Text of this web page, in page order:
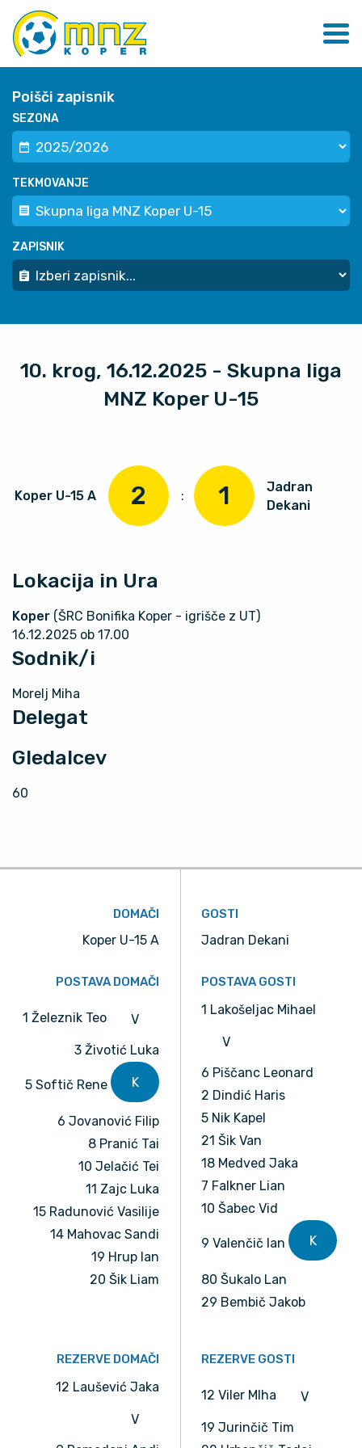
Poišči zapisnik
SEZONA
TEKMOVANJE
ZAPISNIK
10. krog, 16.12.2025 - Skupna liga
MNZ Koper U-15
Koper U-15 A 2 : 1
Jadran
Dekani
Lokacija in Ura
Koper (ŠRC Bonifika Koper - igrišče z UT)
16.12.2025 ob 17.00
Sodnik/i
Morelj Miha
Delegat
Gledalcev
60
DOMAČI
Koper U-15 A
GOSTI
Jadran Dekani
POSTAVA DOMAČI
1 Železnik Teo V
3 Životić Luka
5 Softič Rene K
6 Jovanović Filip
8 Pranić Tai
10 Jelačić Tei
11 Zajc Luka
15 Radunović Vasilije
14 Mahovac Sandi
19 Hrup Ian
20 Šik Liam
POSTAVA GOSTI
1 Lakošeljac Mihael
V
6 Piščanc Leonard
2 Dindić Haris
5 Nik Kapel
21 Šik Van
18 Medved Jaka
7 Falkner Lian
10 Šabec Vid
9 Valenčič Ian K
80 Šukalo Lan
29 Bembič Jakob
REZERVE DOMAČI
12 Laušević Jaka
V
REZERVE GOSTI
12 Viler MIha V
19 Jurinčič Tim